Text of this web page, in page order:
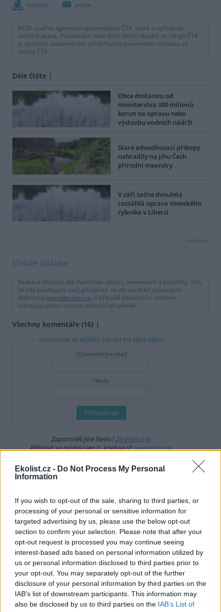
Ekolist.cz - Do Not Process My Personal
Information
If you wish to opt-out of the sale, sharing to third parties, or
processing of your personal or sensitive information for
targeted advertising by us, please use the below opt-out
section to confirm your selection. Please note that after your
opt-out request is processed you may continue seeing
interest-based ads based on personal information utilized by
us or personal information disclosed to third parties prior to
your opt-out. You may separately opt-out of the further
disclosure of your personal information by third parties on the
IAB’s list of downstream participants. This information may
also be disclosed by us to third parties on the IAB’s List of
tisknout poslat
BEZK využívá agenturní zpravodajství ČTK, která si vyhrazuje
veškerá práva. Publikování nebo další šíření obsahu ze zdrojů ČTK
je výslovně zakázáno bez předchozího písemného souhlasu ze
strany ČTK.
Dále čtěte |
Obce dostanou od
ministerstva 300 milionů
korun na opravu nebo
výstavbu vodních nádrží
Staré odvodňovací příkopy
nahradily na jihu Čech
přírodní meandry
V září začne dvouletá
rozsáhlá oprava Veseckého
rybníka v Liberci
reklama
Online diskuse
Redakce Ekolistu vítá čtenářské názory, komentáře a postřehy. Tím,
že zde publikujete svůj příspěvek, se ale zároveň zavazujete
dodržovat pravidla diskuse. V případě porušení si redakce
vyhrazuje právo smazat diskusní příspěvěk
Všechny komentáře (16)
DO DISKUZE SE MŮŽETE ZAPOJIT PO PŘIHLÁŠENÍ
Uživatelský e-mail
Heslo
Zapomněli jste heslo?Změňte si je.
Přihlásit se mohou jen ti, kteří se jižzaregistrovali.
LK
Lukáš Kašpárek 14.5.2020 08:15
MZe má jasné zadání:
My (zemědělci) se přizpůsobovat nebudeme... nám se to
líbí jak to je.... postavíme přehrady a zbytek nás
nezajímá.... betonáři musí být spokojení a musí mít hodně
peněz....
Komunismus 2.0 v praxi.........
Odpovědět